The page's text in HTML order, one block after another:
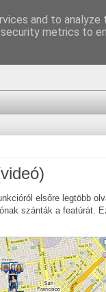
elsőre legtöbb
szánták a featúrát.
and to analyze
metrics to